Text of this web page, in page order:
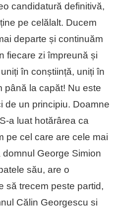
candidatură definitivă,
pe celălalt. Ducem
departe și continuăm
fiecare zi împreună și
în conștiință, uniți în
până la capăt! Nu este
de un principiu. Doamne
a luat hotărârea ca
pe cel care are cele mai
George Simion
său, are o
să trecem peste partid,
Călin Georgescu si